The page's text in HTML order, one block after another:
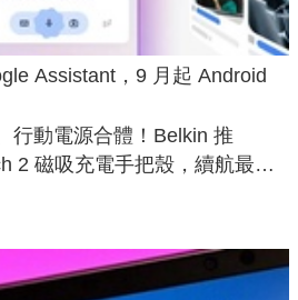
Assistant，9 月起 Android
行動電源合體！Belkin 推
2 磁吸充電手把殼，續航最高